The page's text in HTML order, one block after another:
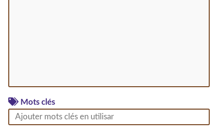
Mots clés